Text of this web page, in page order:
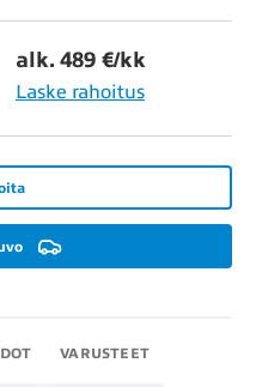
alk. 489 €/kk
Laske rahoitus
VARUSTEET